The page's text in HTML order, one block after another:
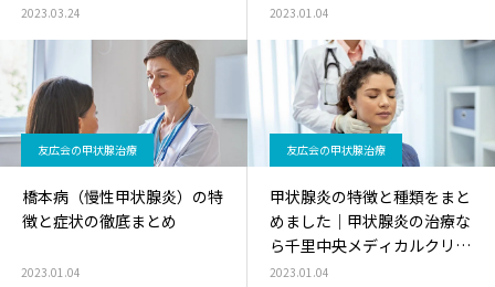
2023.03.24 2023.01.04
友広会の甲状腺治療
橋本病（慢性甲状腺炎）の特
徴と症状の徹底まとめ
2023.01.04
友広会の甲状腺治療
甲状腺炎の特徴と種類をまと
めました｜甲状腺炎の治療な
ら千里中央メディカルクリニ
ック
2023.01.04